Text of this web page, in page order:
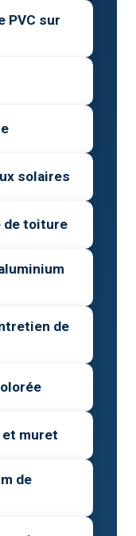
PVC sur
solaires
de toiture
de
et muret
de